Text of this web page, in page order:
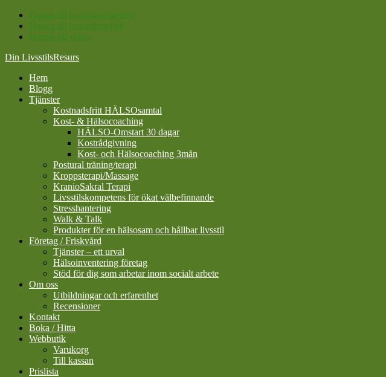
Hoppa till huvudnavigering
Hoppa till huvudinnehåll
Hoppa till sidfot
Din LivsstilsResurs
Hem
Blogg
Tjänster
Kostnadsfritt HÄLSOsamtal
Kost- & Hälsocoaching
HÄLSO-Omstart 30 dagar
Kostrådgivning
Kost- och Hälsocoaching 3mån
Postural träning/terapi
Kroppsterapi/Massage
KranioSakral Terapi
Livsstilskompetens för ökat välbefinnande
Stresshantering
Walk & Talk
Produkter för en hälsosam och hållbar livsstil
Företag / Friskvård
Tjänster – ett urval
Hälsoinventering företag
Stöd för dig som arbetar inom socialt arbete
Om oss
Utbildningar och erfarenhet
Recensioner
Kontakt
Boka / Hitta
Webbutik
Varukorg
Till kassan
Prislista